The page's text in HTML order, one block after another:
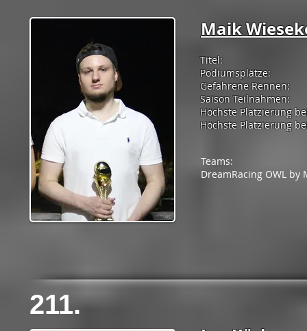
Maik
Titel:
Podiumsplätze:
Gefahrene Rennen:
Saison Teilnahmen:
Höchste Platzierung
Höchste Platzierung
Teams:
DreamRacing OWL by
211.